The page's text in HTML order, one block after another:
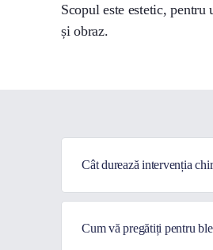
Scopul este estetic,
și obraz.
Cât durează intervenția
Cum vă pregătiți pentru